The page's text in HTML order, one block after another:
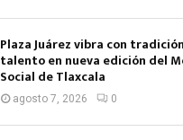
Plaza Juárez vibra con
talento en nueva edición del
Social de Tlaxcala
agosto 7, 2026 0